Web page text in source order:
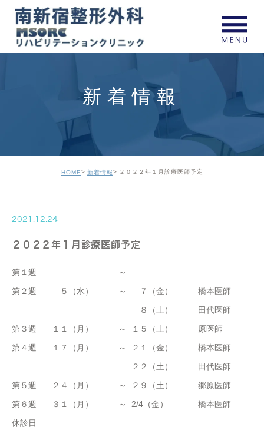
新着情報
HOME 新着情報 ２０２２年１月診療医師予定
2021.12.24
２０２２年１月診療医師予定
第１週
～
第２週
５（水） ～ ７（金）
橋本医師
８（土）
田代医師
第３週
１１（月） ～ １５（土）
原医師
第４週
１７（月） ～ ２１（金）
橋本医師
２２（土）
田代医師
第５週
２４（月） ～ ２９（土）
郷原医師
第６週
３１（月） ～ 2/4（金）
橋本医師
休診日